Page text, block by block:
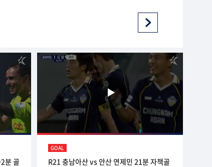
분 골
GOAL
R21 충남아산 vs 안산 연제민 21분 자책골